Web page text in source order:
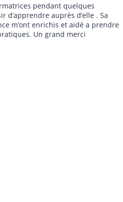
pendant quelques
d’apprendre auprès d’elle . Sa
m’ont enrichis et aidé a prendre
Un grand merci